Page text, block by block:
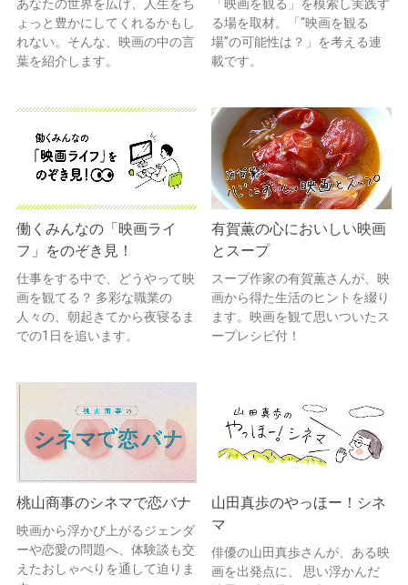
あなたの世界を広げ、人生をち
ょっと豊かにしてくれるかもし
れない。そんな、映画の中の言
葉を紹介します。
「映画を観る」を模索し実践す
る場を取材。「“映画を観る
場”の可能性は？」を考える連
載です。
働くみんなの「映画ライ
フ」をのぞき見！
仕事をする中で、どうやって映
画を観てる？ 多彩な職業の
人々の、朝起きてから夜寝るま
での1日を追います。
有賀薫の心においしい映画
とスープ
スープ作家の有賀薫さんが、映
画から得た生活のヒントを綴り
ます。映画を観て思いついたス
ープレシピ付！
桃山商事のシネマで恋バナ
映画から浮かび上がるジェンダ
ーや恋愛の問題へ、体験談も交
えたおしゃべりを通して迫りま
山田真歩のやっほー！シネ
マ
俳優の山田真歩さんが、ある映
画を出発点に、 思い浮かんだ